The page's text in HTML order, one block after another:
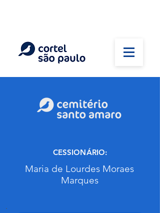
CESSIONÁRIO:
Maria de Lourdes Moraes
Marques